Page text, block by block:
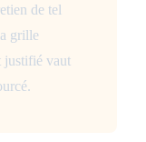
de tel
grille
justifié vaut